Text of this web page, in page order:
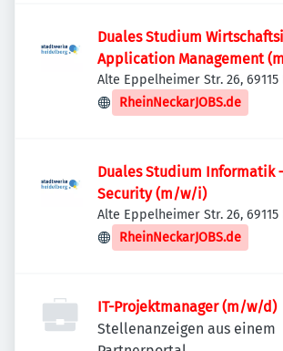
Duales Studium
Application Management
Alte Eppelheimer Str. 26,
Deutschland
RheinNeckarJOBS.de
Duales Studium Informatik
Security (m/w/i)
Alte Eppelheimer Str. 26,
Deutschland
RheinNeckarJOBS.de
IT-Projektmanager (m/w/d)
Stellenanzeigen aus einem